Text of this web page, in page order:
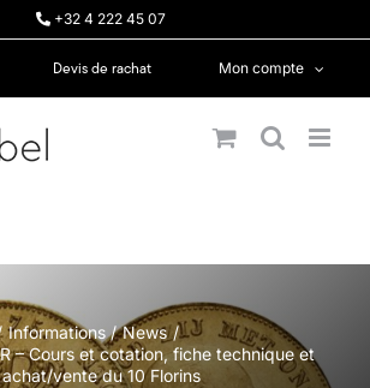
+32 4 222 45 07
Devis de rachat Mon compte
Informations
News
– Cours et cotation, fiche technique et
achat/vente du 10 Florins